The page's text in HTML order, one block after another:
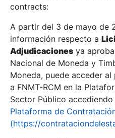
Show/Hide
Show/Hide
contracts:
A partir del 3 de mayo de
información respecto a
Adjudicaciones ya
Nacional de Moneda y
Moneda, puede acceder
a FNMT-RCM en la
Sector Público
Plataforma de
(https://